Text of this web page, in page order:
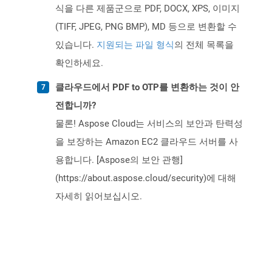
식을 다른 제품군으로 PDF, DOCX, XPS, 이미지
(TIFF, JPEG, PNG BMP), MD 등으로 변환할 수
있습니다. 지원되는 파일 형식의 전체 목록을
확인하세요.
클라우드에서 PDF to OTP를 변환하는 것이 안
전합니까?
물론! Aspose Cloud는 서비스의 보안과 탄력성
을 보장하는 Amazon EC2 클라우드 서버를 사
용합니다. [Aspose의 보안 관행]
(https://about.aspose.cloud/security)에 대해
자세히 읽어보십시오.